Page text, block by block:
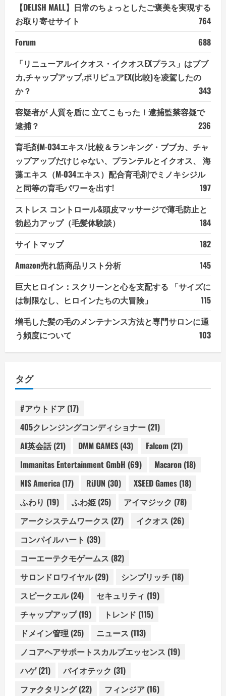
【DELISH MALL】日常のちょっとしたご褒美を実現する
お取り寄せサイト
764
Forum
688
「リニューアルイクオス・イクオスEXプラス」はブブ
カ,チャップアップ,ポリピュアEX(比較)を凌駕したの
か？
343
容疑者が 人質を盾に 立てこもった！逮捕監禁容疑で
逮捕？
236
育毛剤M-034エキス/比較＆ランキング・ブブカ、チャ
ップアップだけじゃない、プランテルとイクオス、 海
藻エキス（M-034エキス）配合育毛剤でミノキシジル
と同等の育毛パワーを出す!
197
ストレス コントロール&頭皮マッサージで薄毛防止と
勃起力アップ（毛髪体験談）
184
サイトマップ
182
Amazon売れ筋商品リスト分析
145
巨大ヒロイン：スクリーンと心を支配する 「サイズに
は制限なし、ヒロインたちの大冒険」
115
増毛した髪の毛のメンテナンス方法と専門サロンに通
う頻度について
103
タグ
#アウトドア (17)
405クレンジングコンディショナー (21)
AI英会話(21) DMM GAMES (43) Falcom (21)
Immanitas Entertainment GmbH (69) Macaron (18)
NIS America (17) RiJUN (30) XSEED Games (18)
ふわり (19) ふわ姫 (25) アイマジック (78)
アークシステムワークス (27) イクオス (26)
コンパイルハート (39)
コーエーテクモゲームス (82)
サロンドロワイヤル(29) シンプリッチ (18)
スピークエル(24) セキュリティ (19)
チャップアップ(19) トレンド (115)
ドメイン管理 (25) ニュース (113)
ノコアヘアサポートスカルプエッセンス (19)
ハゲ(21) バイオテック (31)
ファクタリング(22) フィンジア (16)